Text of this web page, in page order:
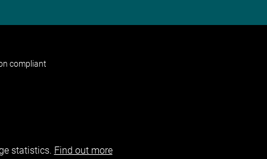
compliant
statistics. Find out more